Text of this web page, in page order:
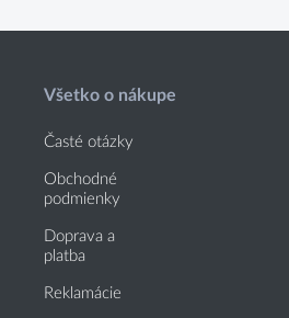
Všetko o nákupe
Časté otázky
Obchodné
podmienky
Doprava a
platba
Reklamácie